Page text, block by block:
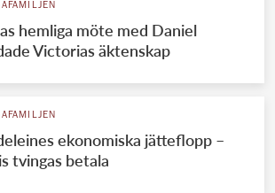
hemliga möte med Daniel
Victorias äktenskap
ekonomiska jätteflopp –
tvingas betala